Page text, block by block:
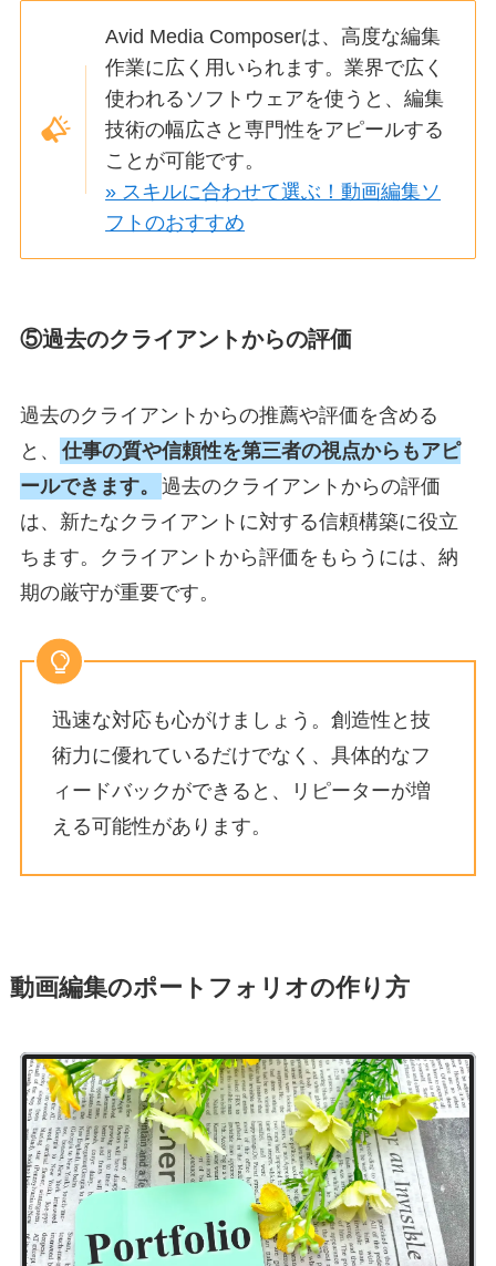
Avid Media Composerは、高度な編集
作業に広く用いられます。業界で広く
使われるソフトウェアを使うと、編集
技術の幅広さと専門性をアピールする
ことが可能です。
» スキルに合わせて選ぶ！動画編集ソ
フトのおすすめ
⑤過去のクライアントからの評価
過去のクライアントからの推薦や評価を含める
と、
仕事の質や信頼性を第三者の視点からもアピ
ールできます。
過去のクライアントからの評価
は、新たなクライアントに対する信頼構築に役立
ちます。
クライアントから評価をもらうには、納
期の厳守が重要です。
迅速な対応も心がけましょう。創造性と技
術力に優れているだけでなく、具体的なフ
ィードバックができると、リピーターが増
える可能性があります。
動画編集のポートフォリオの作り方